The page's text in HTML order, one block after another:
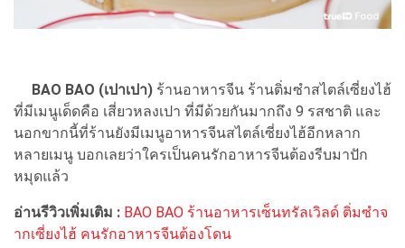
BAO BAO (เปาเปา) ร้านอาหารจีน ร้านติ่มซำสไตล์เซี่ยงไฮ้
ที่มีเมนูเด็ดคือ เสี่ยวหลงเปา ที่มีด้วยกันมากถึง 9 รสชาติ และ
นอกขากนี้ที่ร้านยังมีเมนูอาหารจีนสไตล์เซี่ยงไฮ้อีกหลาก
หลายเมนู บอกเลยว่าใครเป็นคนรักอาหารจีนต้องรีบมาปัก
หมุดแล้ว
อ่านรีวิวเพิ่มเติม : BAO BAO ร้านอาหารเซ็นทรัลเวิลด์ ติ่มซำจ
ากเซี่ยงไฮ้ คนรักอาหารจีนต้องโดน